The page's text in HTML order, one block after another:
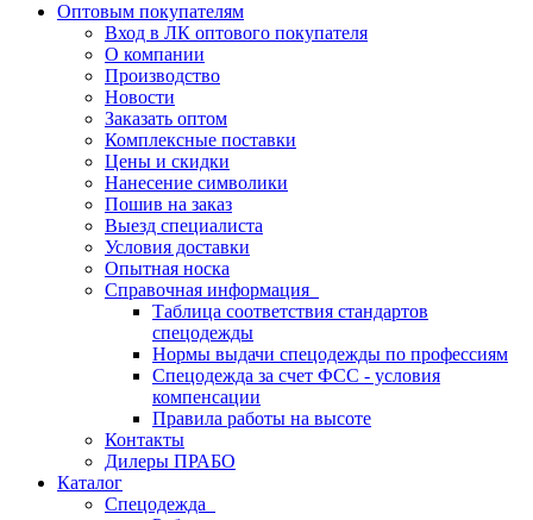
Оптовым покупателям
Вход в ЛК оптового покупателя
О компании
Производство
Новости
Заказать оптом
Комплексные поставки
Цены и скидки
Нанесение символики
Пошив на заказ
Выезд специалиста
Условия доставки
Опытная носка
Справочная информация
Таблица соответствия стандартов
спецодежды
Нормы выдачи спецодежды по профессиям
Спецодежда за счет ФСС - условия
компенсации
Правила работы на высоте
Контакты
Дилеры ПРАБО
Каталог
Спецодежда